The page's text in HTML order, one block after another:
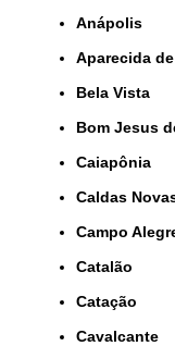
Anápolis
Aparecida
Bela Vista
Bom Jesus
Caiapônia
Caldas
Campo
Catalão
Catação
Cavalcante